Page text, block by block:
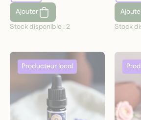
Ajouter
Stock disponible : 2
Stock